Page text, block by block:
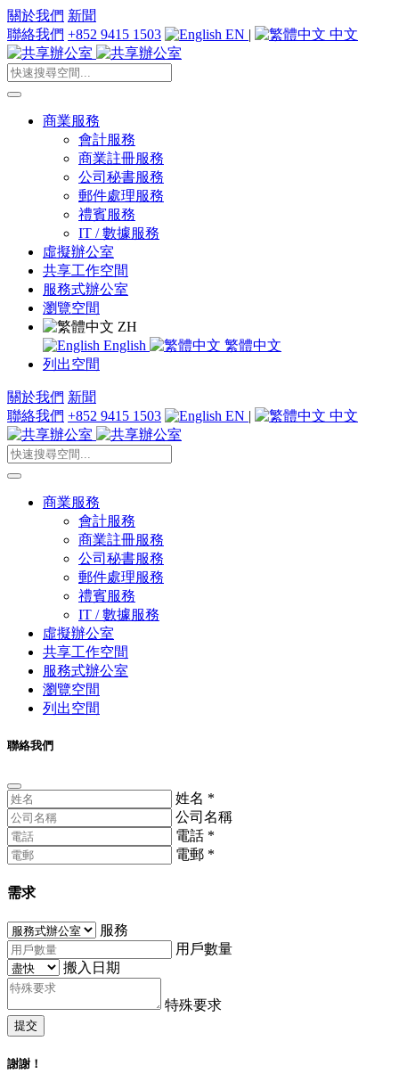
關於我們 新聞
聯絡我們 +852 9415 1503 EN | 中文
商業服務
會計服務
商業註冊服務
公司秘書服務
郵件處理服務
禮賓服務
IT / 數據服務
虛擬辦公室
共享工作空間
服務式辦公室
瀏覽空間
ZH
English
繁體中文
列出空間
關於我們 新聞
聯絡我們 +852 9415 1503 EN | 中文
商業服務
會計服務
商業註冊服務
公司秘書服務
郵件處理服務
禮賓服務
IT / 數據服務
虛擬辦公室
共享工作空間
服務式辦公室
瀏覽空間
列出空間
聯絡我們
姓名 *
公司名稱
電話 *
電郵 *
需求
服務
用戶數量
搬入日期
特殊要求
提交
謝謝！